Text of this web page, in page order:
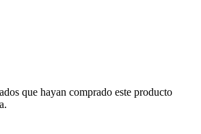
que hayan comprado este producto